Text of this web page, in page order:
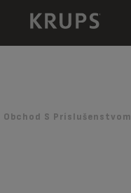
Obchod S Príslušenstvom